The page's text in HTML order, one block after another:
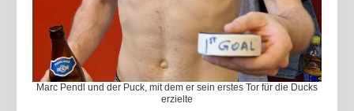
Marc Pendl und der Puck, mit dem er sein erstes Tor für die Ducks
erzielte